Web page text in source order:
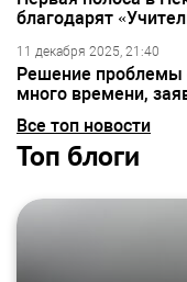
благодарят
11 декабря 2025, 21:40
Решение проблемы
много времени,
Все топ новости
Топ блоги